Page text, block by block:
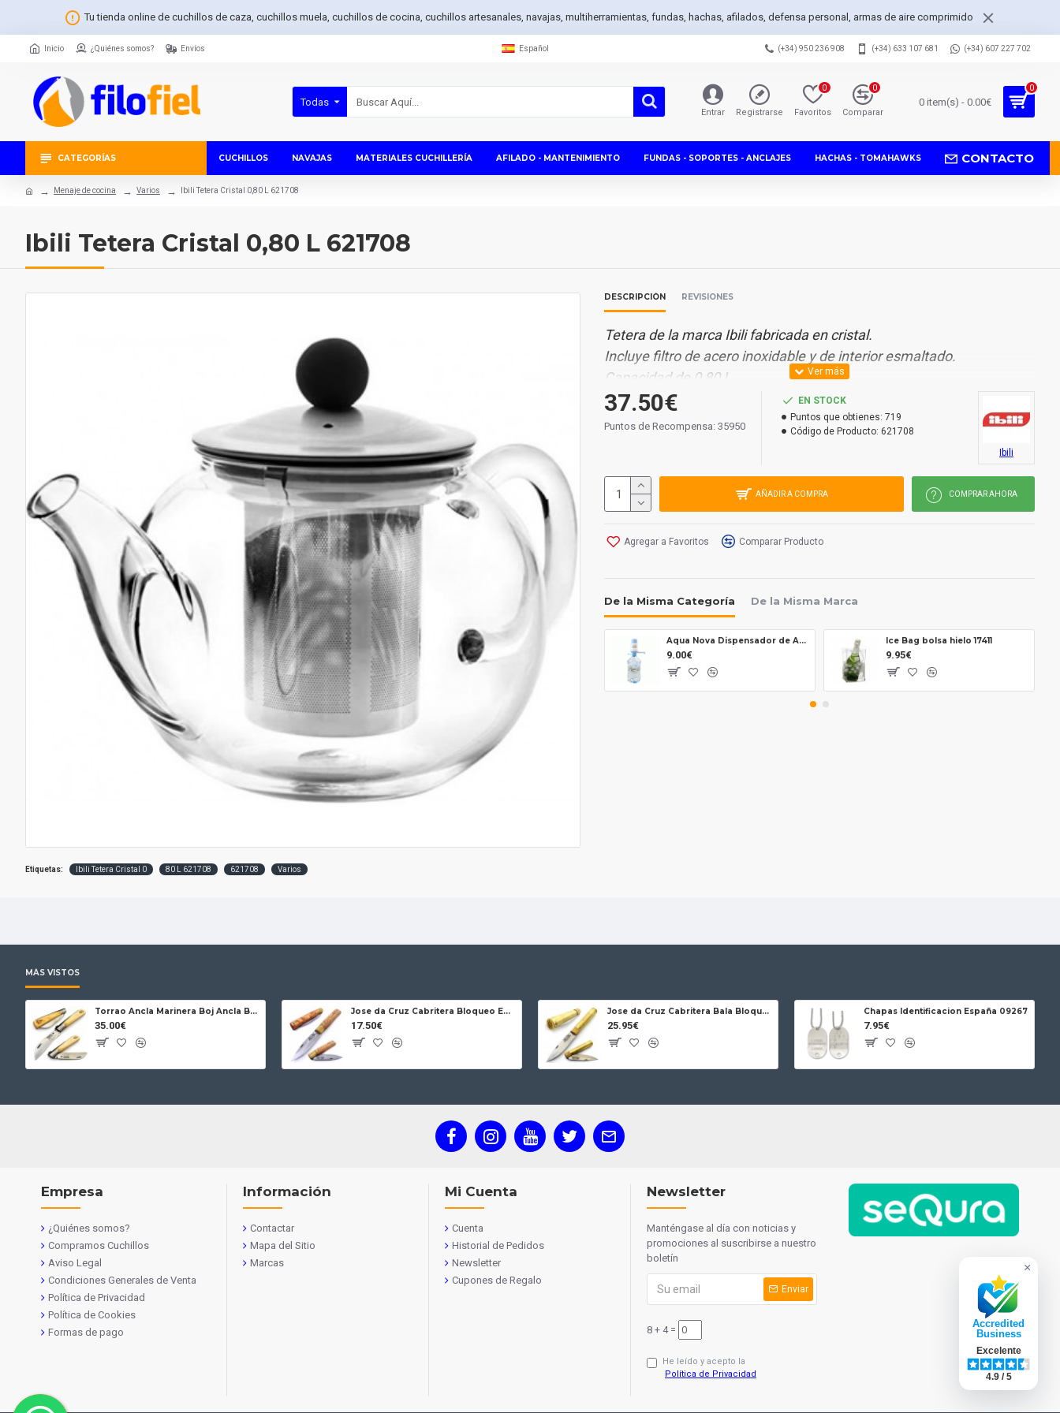
Tu tienda online de cuchillos de caza, cuchillos muela, cuchillos de cocina, cuchillos artesanales, navajas, multiherramientas, fundas, hachas, afilados, defensa personal, armas de aire comprimido
Inicio ¿Quiénes somos? Envíos Español (+34) 950 236 908 (+34) 633 107 681 (+34) 607 227 702
Todas
Entrar Registrarse Favoritos
0
Comparar
0
0 item(s) - 0.00€
0
CATEGORÍAS CUCHILLOS NAVAJAS MATERIALES CUCHILLERÍA AFILADO - MANTENIMIENTO FUNDAS - SOPORTES - ANCLAJES HACHAS - TOMAHAWKS CONTACTO
Menaje de cocina Varios Ibili Tetera Cristal 0,80 L 621708
Ibili Tetera Cristal 0,80 L 621708
DESCRIPCIÓN REVISIONES
Teterade la marca Ibili fabricada en cristal.
Incluye filtro de acero inoxidable y de interior esmaltado.
Capacidad de 0,80 L.
37.50€
Puntos de Recompensa: 35950
EN STOCK
Puntos que obtienes: 719
Código de Producto: 621708
Ibili
AÑADIR A COMPRA COMPRAR AHORA
Agregar a Favoritos Comparar Producto
De la Misma Categoría De la Misma Marca
Aqua Nova Dispensador de Agua para garrafas 32738
9.00€
Ice Bag bolsa hielo 17411
9.95€
Etiquetas: Ibili Tetera Cristal 0 80 L 621708 621708 Varios
MÁS VISTOS
Torrao Ancla Marinera Boj Ancla Bloqueo
35.00€
Jose da Cruz Cabritera Bloqueo Encina Carbono
17.50€
Jose da Cruz Cabritera Bala Bloqueo Carbono
25.95€
Chapas Identificacion España 09267
7.95€
Empresa
¿Quiénes somos?
Compramos Cuchillos
Aviso Legal
Condiciones Generales de Venta
Política de Privacidad
Política de Cookies
Formas de pago
Información
Contactar
Mapa del Sitio
Marcas
Mi Cuenta
Cuenta
Historial de Pedidos
Newsletter
Cupones de Regalo
Newsletter
Manténgase al día con noticias y
promociones al suscribirse a nuestro
boletín
Enviar
8 + 4 =
He leído y acepto la
Política de Privacidad
×
Accredited
Business
Excelente
4.9 / 5